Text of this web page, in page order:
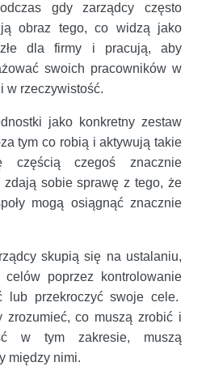
gdy zarządcy często
obraz tego, co widzą jako
dla firmy i pracują, aby
swoich pracowników w
w rzeczywistość.
jako konkretny zestaw
tym co robią i aktywują takie
czegoś znacznie
sobie sprawę z tego, że
mogą osiągnąć znacznie
skupią się na ustalaniu,
poprzez kontrolowanie
lub przekroczyć swoje cele.
zrozumieć, co muszą zrobić i
w tym zakresie, muszą
między nimi.